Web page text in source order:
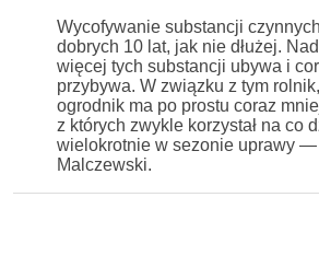
Wycofywanie substancji
dobrych 10 lat, jak nie dłużej.
więcej tych substancji ubywa i
przybywa. W związku z tym
ogrodnik ma po prostu coraz
z których zwykle korzystał na co
wielokrotnie w sezonie uprawy —
Malczewski.